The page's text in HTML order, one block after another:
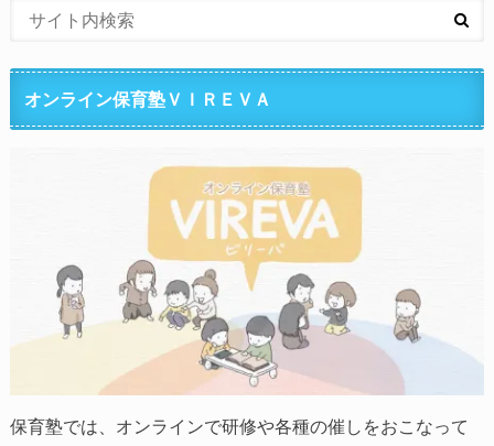
オンライン保育塾ＶＩＲＥＶＡ
保育塾では、オンラインで研修や各種の催しをおこなって